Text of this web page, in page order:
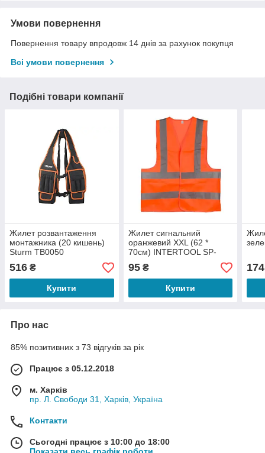
Умови повернення
Повернення товару впродовж 14 днів за рахунок покупця
Всі умови повернення
Подібні товари компанії
Жилет розвантаження
монтажника (20 кишень)
Sturm TB0050
516 ₴
Купити
Жилет сигнальний
оранжевий XXL (62 *
70см) INTERTOOL SP-
2030
95₴
Купити
174
Про нас
85% позитивних з 73 відгуків за рік
Працює з 05.12.2018
м. Харків
пр. Л. Свободи 31, Харків, Україна
Контакти
Сьогодні працює з 10:00 до 18:00